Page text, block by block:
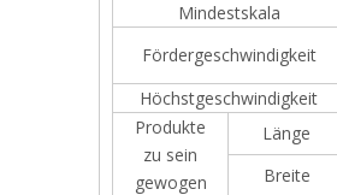
Mindestskala
Fördergeschwindigkeit
Höchstgeschwindigkeit
Produkte
zu sein
gewogen
Länge
Breite